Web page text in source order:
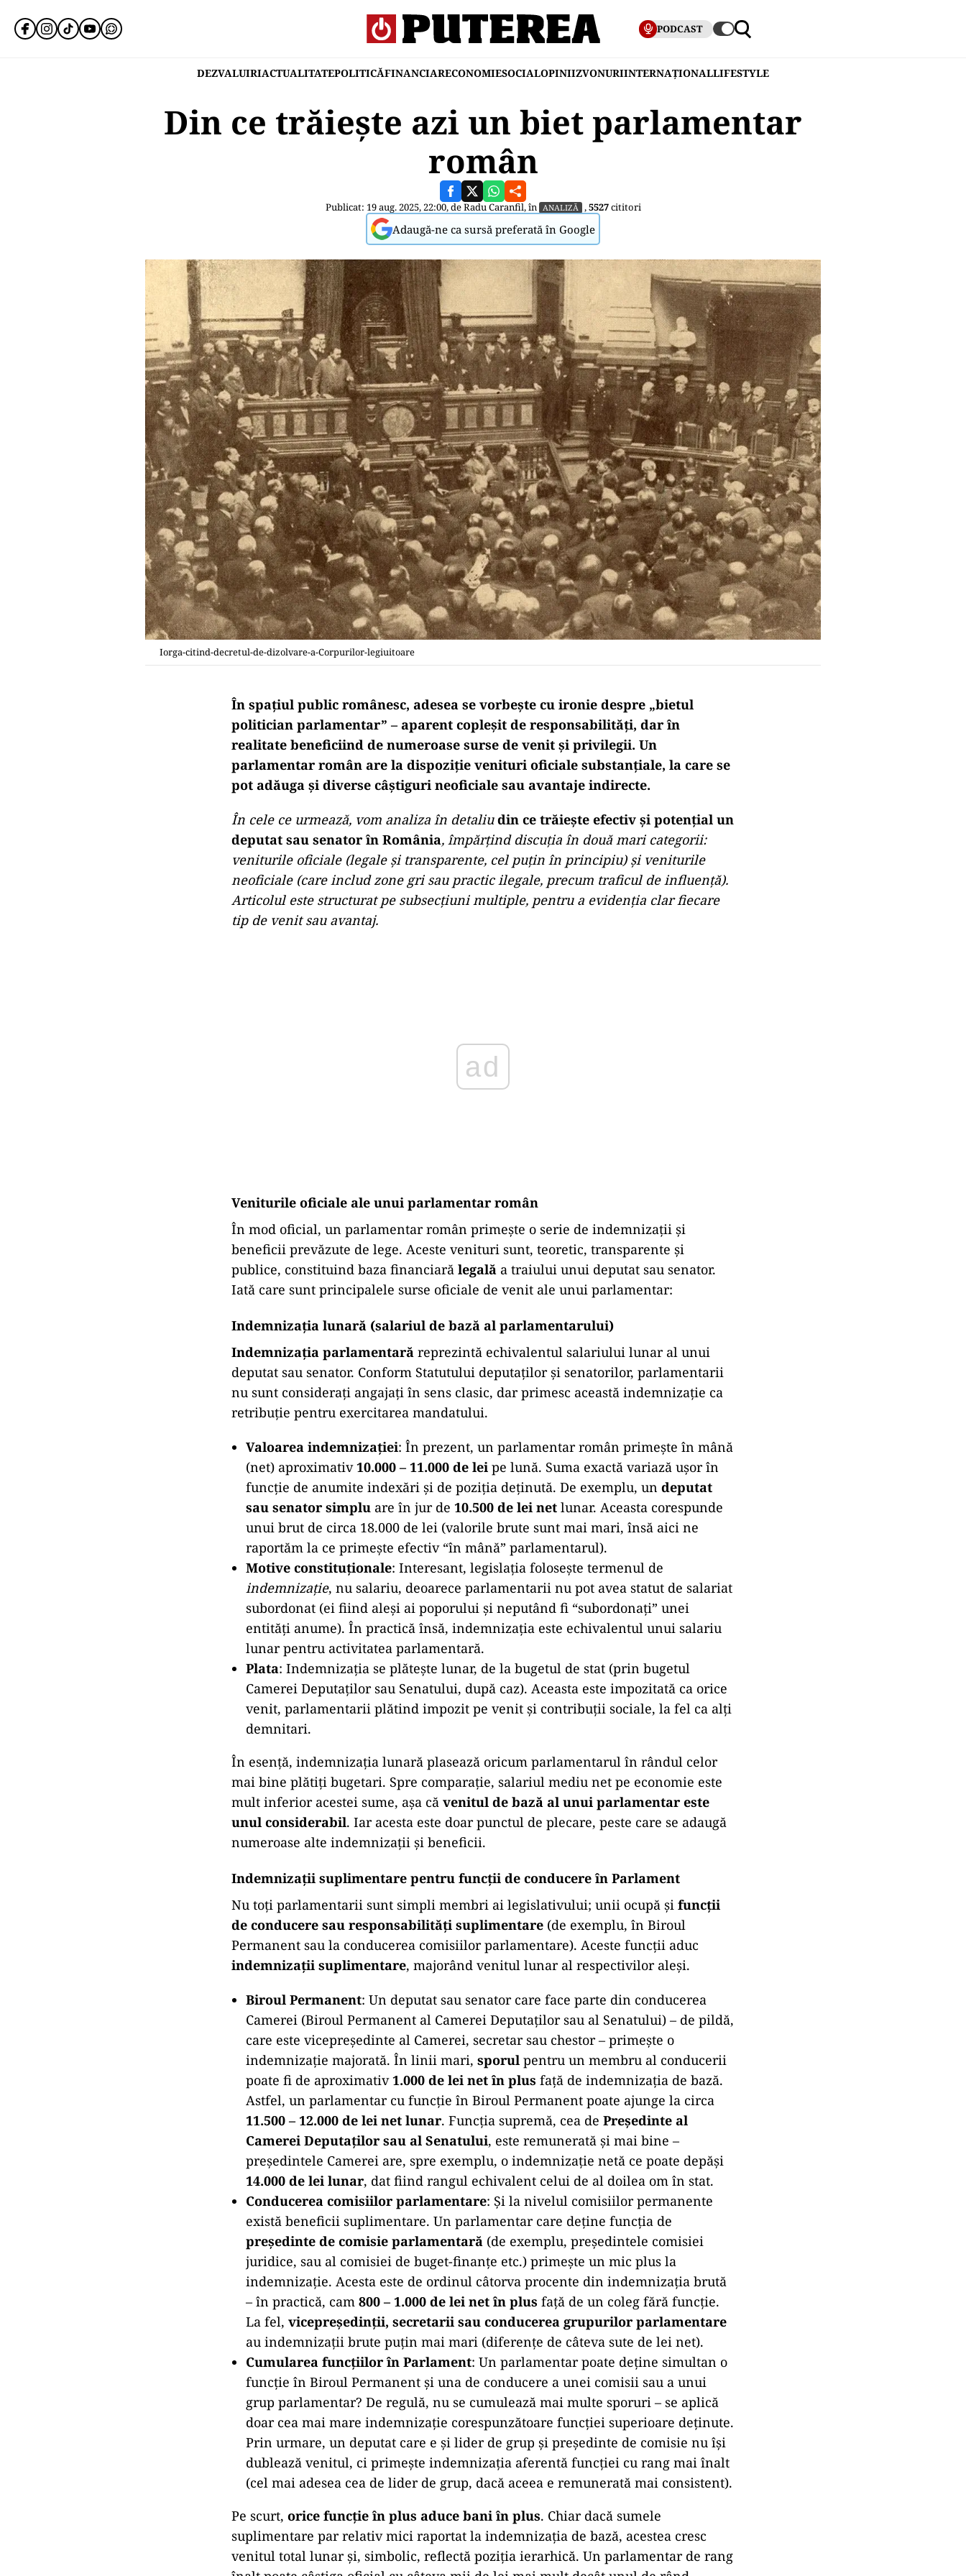
PODCAST
DEZVALUIRIACTUALITATEPOLITICĂFINANCIARECONOMIESOCIALOPINIIZVONURIINTERNAȚIONALLIFESTYLE
Din ce trăiește azi un biet parlamentar
român
Publicat: 19 aug. 2025, 22:00, deRadu Caranfil, în ANALIZĂ ,5527cititori
Adaugă-ne ca sursă preferată în Google
Iorga-citind-decretul-de-dizolvare-a-Corpurilor-legiuitoare
În spațiul public românesc, adesea se vorbește cu ironie despre „bietul
politician parlamentar” – aparent copleșit de responsabilități, dar în
realitate beneficiind de numeroase surse de venit și privilegii. Un
parlamentar român are la dispoziție venituri oficiale substanțiale, la care se
pot adăuga și diverse câștiguri neoficiale sau avantaje indirecte.
În cele ce urmează, vom analiza în detaliudin ce trăiește efectiv și potențial un
deputat sau senator în România, împărțind discuția în două mari categorii:
veniturile oficiale (legale și transparente, cel puțin în principiu) și veniturile
neoficiale (care includ zone gri sau practic ilegale, precum traficul de influență).
Articolul este structurat pe subsecțiuni multiple, pentru a evidenția clar fiecare
tip de venit sau avantaj.
Veniturile oficiale ale unui parlamentar român
În mod oficial, un parlamentar român primește o serie de indemnizații și
beneficii prevăzute de lege. Aceste venituri sunt, teoretic, transparente și
publice, constituind baza financiară legală a traiului unui deputat sau senator.
Iată care sunt principalele surse oficiale de venit ale unui parlamentar:
Indemnizația lunară (salariul de bază al parlamentarului)
Indemnizația parlamentară reprezintă echivalentul salariului lunar al unui
deputat sau senator. Conform Statutului deputaților și senatorilor, parlamentarii
nu sunt considerați angajați în sens clasic, dar primesc această indemnizație ca
retribuție pentru exercitarea mandatului.
Valoarea indemnizației: În prezent, un parlamentar român primește în mână
(net) aproximativ10.000 – 11.000 de lei pe lună. Suma exactă variază ușor în
funcție de anumite indexări și de poziția deținută. De exemplu, un deputat
sau senator simplu are în jur de 10.500 de lei net lunar. Aceasta corespunde
unui brut de circa 18.000 de lei (valorile brute sunt mai mari, însă aici ne
raportăm la ce primește efectiv “în mână” parlamentarul).
Motive constituționale: Interesant, legislația folosește termenul de
indemnizație, nu salariu, deoarece parlamentarii nu pot avea statut de salariat
subordonat (ei fiind aleși ai poporului și neputând fi “subordonați” unei
entități anume). În practică însă, indemnizația este echivalentul unui salariu
lunar pentru activitatea parlamentară.
Plata: Indemnizația se plătește lunar, de la bugetul de stat (prin bugetul
Camerei Deputaților sau Senatului, după caz). Aceasta este impozitată ca orice
venit, parlamentarii plătind impozit pe venit și contribuții sociale, la fel ca alți
demnitari.
În esență, indemnizația lunară plasează oricum parlamentarul în rândul celor
mai bine plătiți bugetari. Spre comparație, salariul mediu net pe economie este
mult inferior acestei sume, așa că venitul de bază al unui parlamentar este
unul considerabil. Iar acesta este doar punctul de plecare, peste care se adaugă
numeroase alte indemnizații și beneficii.
Indemnizații suplimentare pentru funcții de conducere în Parlament
Nu toți parlamentarii sunt simpli membri ai legislativului; unii ocupă și funcții
de conducere sau responsabilități suplimentare (de exemplu, în Biroul
Permanent sau la conducerea comisiilor parlamentare). Aceste funcții aduc
indemnizații suplimentare, majorând venitul lunar al respectivilor aleși.
Biroul Permanent: Un deputat sau senator care face parte din conducerea
Camerei (Biroul Permanent al Camerei Deputaților sau al Senatului) – de pildă,
care este vicepreședinte al Camerei, secretar sau chestor – primește o
indemnizație majorată. În linii mari, sporul pentru un membru al conducerii
poate fi de aproximativ1.000 de lei net în plus față de indemnizația de bază.
Astfel, un parlamentar cu funcție în Biroul Permanent poate ajunge la circa
11.500 – 12.000 de lei net lunar. Funcția supremă, cea de Președinte al
Camerei Deputaților sau al Senatului, este remunerată și mai bine –
președintele Camerei are, spre exemplu, o indemnizație netă ce poate depăși
14.000 de lei lunar, dat fiind rangul echivalent celui de al doilea om în stat.
Conducerea comisiilor parlamentare: Și la nivelul comisiilor permanente
există beneficii suplimentare. Un parlamentar care deține funcția de
președinte de comisie parlamentară (de exemplu, președintele comisiei
juridice, sau al comisiei de buget-finanțe etc.) primește un mic plus la
indemnizație. Acesta este de ordinul câtorva procente din indemnizația brută
– în practică, cam 800 – 1.000 de lei net în plus față de un coleg fără funcție.
La fel, vicepreședinții, secretarii sau conducerea grupurilor parlamentare
au indemnizații brute puțin mai mari (diferențe de câteva sute de lei net).
Cumularea funcțiilor în Parlament: Un parlamentar poate deține simultan o
funcție în Biroul Permanent și una de conducere a unei comisii sau a unui
grup parlamentar? De regulă, nu se cumulează mai multe sporuri – se aplică
doar cea mai mare indemnizație corespunzătoare funcției superioare deținute.
Prin urmare, un deputat care e și lider de grup și președinte de comisie nu își
dublează venitul, ci primește indemnizația aferentă funcției cu rang mai înalt
(cel mai adesea cea de lider de grup, dacă aceea e remunerată mai consistent).
Pe scurt, orice funcție în plus aduce bani în plus. Chiar dacă sumele
suplimentare par relativ mici raportat la indemnizația de bază, acestea cresc
venitul total lunar și, simbolic, reflectă poziția ierarhică. Un parlamentar de rang